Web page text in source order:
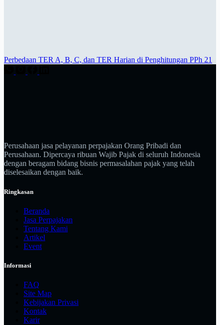
Perbedaan TER A, B, C, dan TER Harian di Penghitungan PPh 21
Perusahaan jasa pelayanan perpajakan Orang Pribadi dan
Perusahaan. Dipercaya ribuan Wajib Pajak di seluruh Indonesia
dengan beragam bidang bisnis permasalahan pajak yang telah
diselesaikan dengan baik.
Ringkasan
Beranda
Jasa Perpajakan
Tentang Kami
Artikel
Event
Informasi
FAQ
Site Map
Kebijakan Privasi
Kontak
Karir